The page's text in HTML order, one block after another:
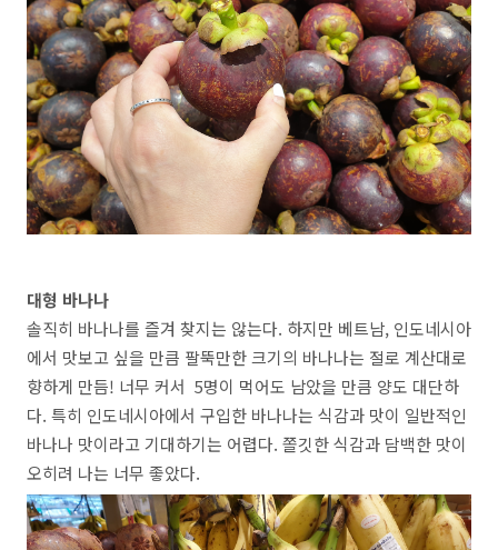
대형 바나나
솔직히 바나나를 즐겨 찾지는 않는다. 하지만 베트남, 인도네시아
에서 맛보고 싶을 만큼 팔뚝만한 크기의 바나나는 절로 계산대로
향하게 만듬! 너무 커서 5명이 먹어도 남았을 만큼 양도 대단하
다. 특히 인도네시아에서 구입한 바나나는 식감과 맛이 일반적인
바나나 맛이라고 기대하기는 어렵다. 쫄깃한 식감과 담백한 맛이
오히려 나는 너무 좋았다.